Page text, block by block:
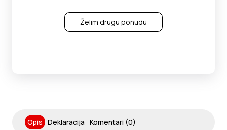
Želim drugu ponudu
Opis Deklaracija Komentari (0)